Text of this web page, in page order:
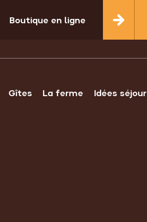
Boutique en ligne
Gîtes La ferme Idées séjour